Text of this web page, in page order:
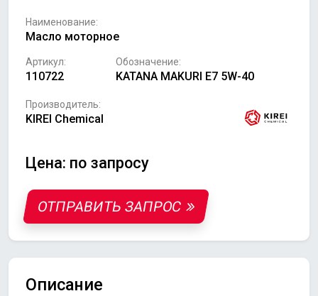
Наименование:
Масло моторное
Артикул:
110722
Обозначение:
KATANA MAKURI E7 5W-40
Производитель:
KIREI Chemical
Цена: по запросу
ОТПРАВИТЬ ЗАПРОС
Описание